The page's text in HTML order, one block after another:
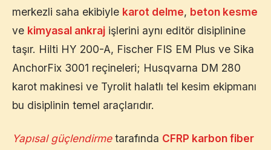
merkezli saha ekibiyle karot delme, beton kesme
ve kimyasal ankraj işlerini aynı editör disiplinine
taşır. Hilti HY 200-A, Fischer FIS EM Plus ve Sika
AnchorFix 3001 reçineleri; Husqvarna DM 280
karot makinesi ve Tyrolit halatlı tel kesim ekipmanı
bu disiplinin temel araçlarıdır.
Yapısal güçlendirmetarafında CFRP karbon fiber